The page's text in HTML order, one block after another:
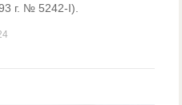
г. № 5242-I).